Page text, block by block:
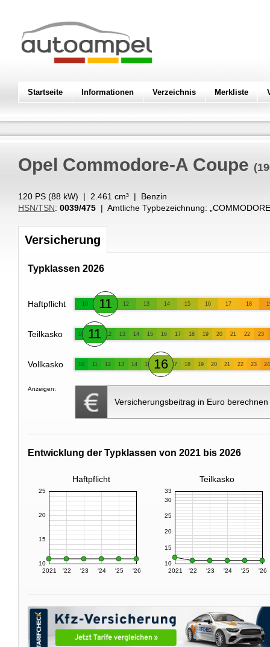
Startseite Informationen Verzeichnis Merkliste
Opel Commodore-A Coupe
120 PS (88 kW) | 2.461 cm³ | Benzin
HSN/TSN: 0039/475 | Amtliche Typbezeichnung: „
Versicherung
Typklassen 2026
Haftpflicht 10 11 12 13 14 15 16 17 18
Teilkasko 10 11 12 13 14 15 16 17 18 19 20 21 22 23
Vollkasko 10 11 12 13 14 15 16 17 18 19 20 21 22 23 24
Anzeigen:
Versicherungsbeitrag in Euro berechnen
Entwicklung der Typklassen von 2021 bis 2026
Haftpflicht Teilkasko
2021 '22 '23 '24 '25 '26
10
15
20
25
2021 '22 '23 '24 '25 '26
10
15
20
25
30
33